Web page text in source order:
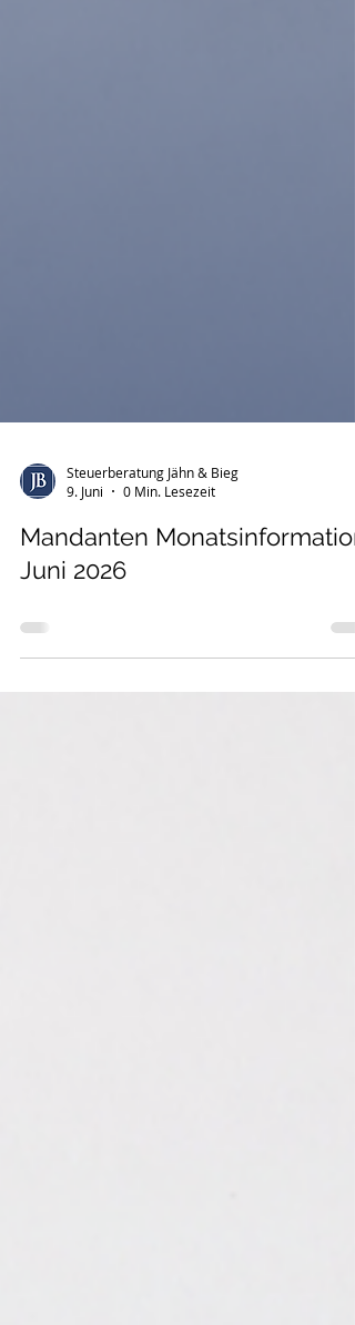
9. Juni
0 Min. Lesezeit
Mandanten Monatsinformation
Juni 2026